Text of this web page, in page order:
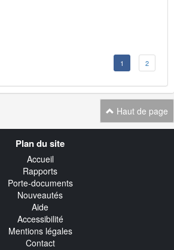
1 2
Haut de page
Plan du site
Accueil
Rapports
Porte-documents
Nouveautés
Aide
Accessibilité
Mentions légales
Contact